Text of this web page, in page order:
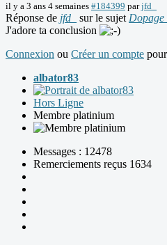
il y a 3 ans 4 semaines #184399 parjfd_
Réponse de jfd_ sur le sujet
J'adore ta conclusion
Connexion ou Créer un compte
albator83
Hors Ligne
Membre platinium
Messages : 12478
Remerciements reçus 1634